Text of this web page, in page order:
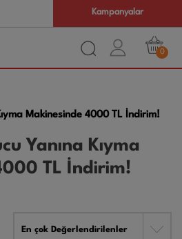
Kampanyalar
0
Makinesinde 4000 TL İndirim!
Yanına Kıyma
TL İndirim!
En çok Değerlendirilenler